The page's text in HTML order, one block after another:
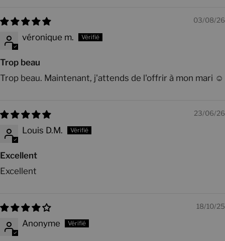
03/08/26
véronique m.
Trop beau
Trop beau. Maintenant, j'attends de l'offrir à mon mari ☺️
23/06/26
Louis D.M.
Excellent
Excellent
18/10/25
Anonyme